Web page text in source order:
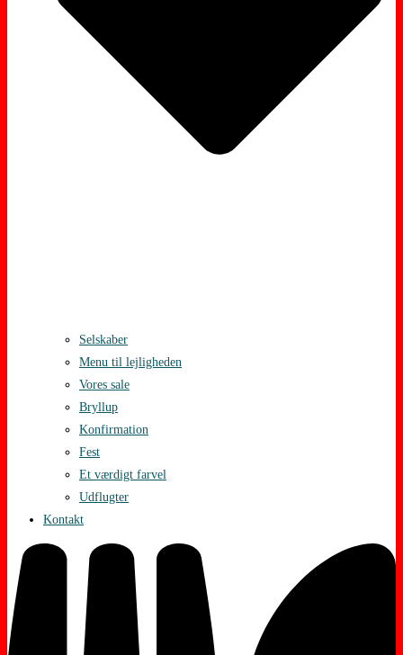
Selskaber
Menu til lejligheden
Vores sale
Bryllup
Konfirmation
Fest
Et værdigt farvel
Udflugter
Kontakt